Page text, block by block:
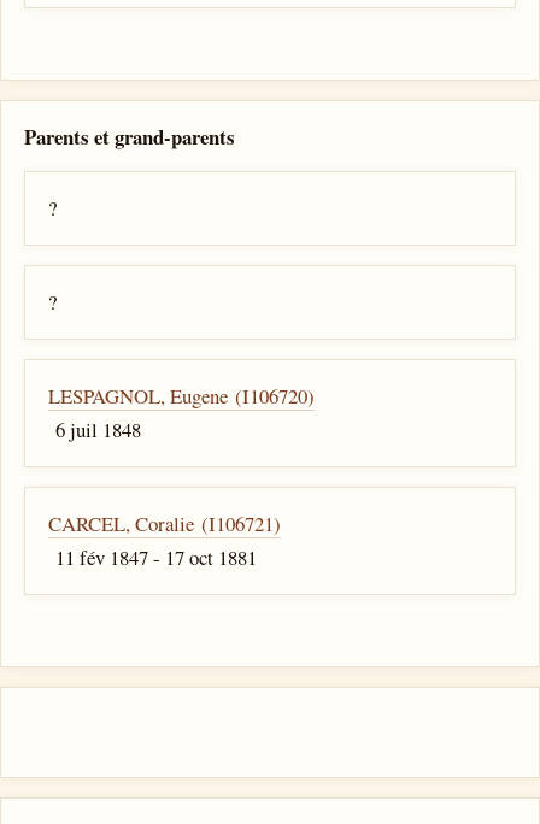
Parents et grand-parents
?
?
LESPAGNOL, Eugene (I106720)
6 juil 1848
CARCEL, Coralie (I106721)
11 fév 1847 - 17 oct 1881